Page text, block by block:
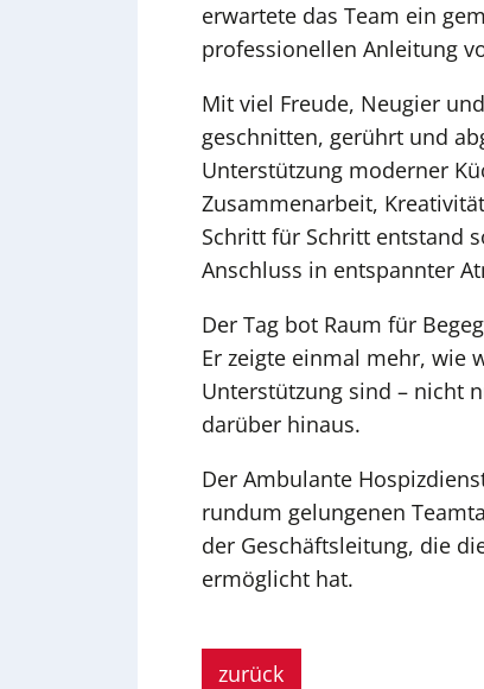
erwartete das Team ein
professionellen Anleitung
Mit viel Freude, Neugier
geschnitten, gerührt und
Unterstützung moderner
Zusammenarbeit,
Schritt für Schritt entstand
Anschluss in entspannter
Der Tag bot Raum für
Er zeigte einmal mehr, wie
Unterstützung sind – nicht
darüber hinaus.
Der Ambulante
rundum gelungenen
der Geschäftsleitung, die
ermöglicht hat.
zurück